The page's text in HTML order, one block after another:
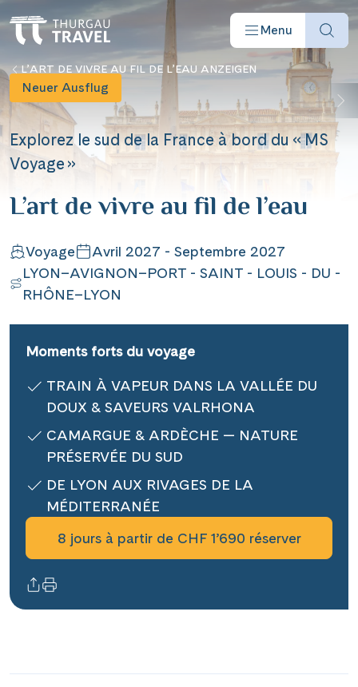
Menu
Offres
Bateaux
Informations
Contact
Mentions légales
Contact professionnel
L’ART DE VIVRE AU FIL DE L’EAU ANZEIGEN
Neuer Ausflug
Explorez le sud de la France à bord du « MS
Voyage »
L’art de vivre au fil de l’eau
Voyage
Avril 2027 - Septembre 2027
LYON–AVIGNON–PORT - SAINT - LOUIS - DU -
RHÔNE–LYON
Moments forts du voyage
TRAIN À VAPEUR DANS LA VALLÉE DU
DOUX & SAVEURS VALRHONA
CAMARGUE & ARDÈCHE — NATURE
PRÉSERVÉE DU SUD
DE LYON AUX RIVAGES DE LA
MÉDITERRANÉE
8 jours à partir de CHF 1’690 réserver